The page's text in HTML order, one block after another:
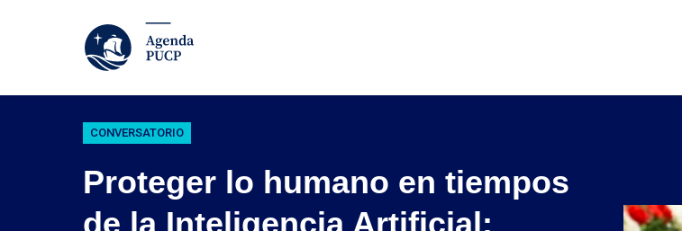
CONVERSATORIO
Proteger lo humano en tiempos
de la Inteligencia Artificial: